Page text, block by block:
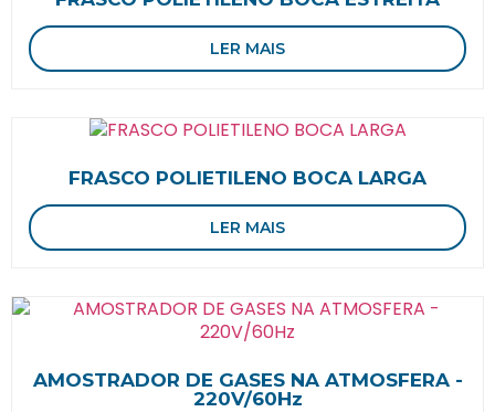
LER MAIS
FRASCO POLIETILENO BOCA LARGA
LER MAIS
AMOSTRADOR DE GASES NA ATMOSFERA -
220V/60Hz